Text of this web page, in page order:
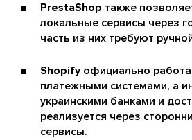
PrestaShop также
локальные сервисы через
часть из них требуют
Shopifyофициально
платежными системами, а
украинскими банками и
реализуется через
сервисы.